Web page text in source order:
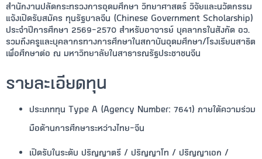
สำนักงานปลัดกระทรวงการอุดมศึกษา วิทยาศาสตร์ วิจัยและนวัตกรรม
แจ้งเปิดรับสมัคร ทุนรัฐบาลจีน (Chinese Government Scholarship)
ประจำปีการศึกษา 2569–2570 สำหรับอาจารย์ บุคลากรในสังกัด อว.
รวมถึงครูและบุคลากรทางการศึกษาในสถาบันอุดมศึกษา/โรงเรียนสาธิต
เพื่อศึกษาต่อ ณ มหาวิทยาลัยในสาธารณรัฐประชาชนจีน
รายละเอียดทุน
ประเภททุน Type A (Agency Number: 7641) ภายใต้ความร่วม
มือด้านการศึกษาระหว่างไทย–จีน
เปิดรับในระดับ ปริญญาตรี / ปริญญาโท / ปริญญาเอก /